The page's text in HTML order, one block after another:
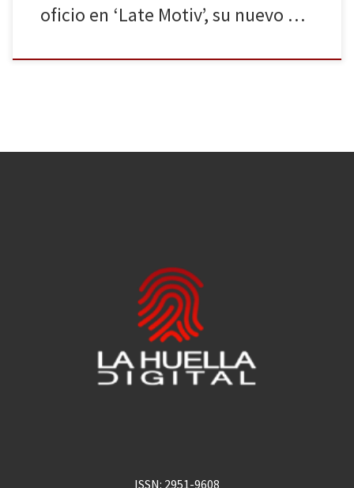
oficio en ‘Late Motiv’, su nuevo …
ISSN: 2951-9608